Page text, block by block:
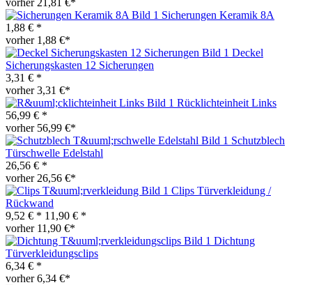
Sicherungen Keramik 8A
1,88 € *
vorher 1,88 €*
Deckel
Sicherungskasten 12 Sicherungen
3,31 € *
vorher 3,31 €*
Rücklichteinheit Links
56,99 € *
vorher 56,99 €*
Schutzblech
Türschwelle Edelstahl
26,56 € *
vorher 26,56 €*
Clips Türverkleidung /
Rückwand
9,52 € * 11,90 € *
vorher 11,90 €*
Dichtung
Türverkleidungsclips
6,34 € *
vorher 6,34 €*